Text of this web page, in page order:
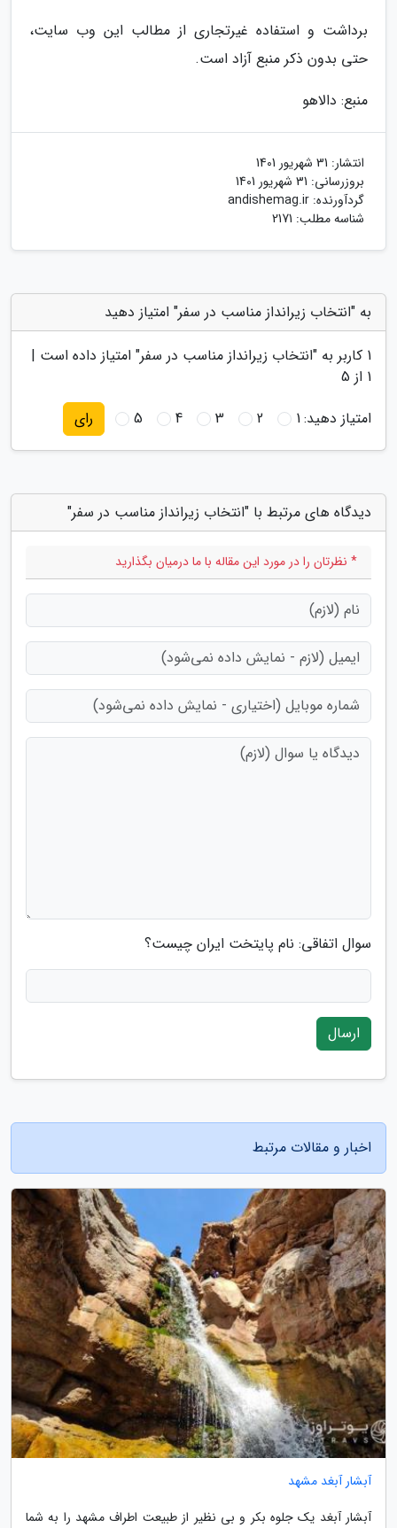
برداشت و استفاده غیرتجاری از مطالب این وب سایت،
حتی بدون ذکر منبع آزاد است.
منبع: دالاهو
انتشار: 31 شهریور 1401
بروزرسانی: 31 شهریور 1401
گردآورنده: andishemag.ir
شناسه مطلب: 2171
به "انتخاب زیرانداز مناسب در سفر" امتیاز دهید
1 کاربر به "انتخاب زیرانداز مناسب در سفر" امتیاز داده است |
1 از 5
امتیاز دهید:1
2
3
4
5 رای
دیدگاه های مرتبط با "انتخاب زیرانداز مناسب در سفر"
* نظرتان را در مورد این مقاله با ما درمیان بگذارید
سوال اتفاقی: نام پایتخت ایران چیست؟
ارسال
اخبار و مقالات مرتبط
آبشار آبغد مشهد
آبشار آبغد یک جلوه بکر و بی نظیر از طبیعت اطراف مشهد را به شما